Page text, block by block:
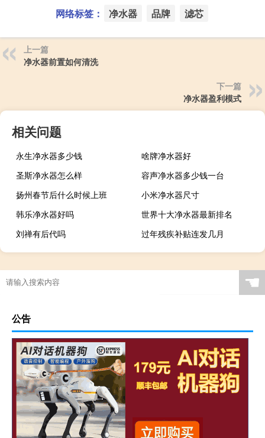
网络标签： 净水器 品牌 滤芯
上一篇
净水器前置如何清洗
下一篇
净水器盈利模式
相关问题
永生净水器多少钱
啥牌净水器好
圣斯净水器怎么样
容声净水器多少钱一台
扬州春节后什么时候上班
小米净水器尺寸
韩乐净水器好吗
世界十大净水器最新排名
刘禅有后代吗
过年残疾补贴连发几月
☚
公告